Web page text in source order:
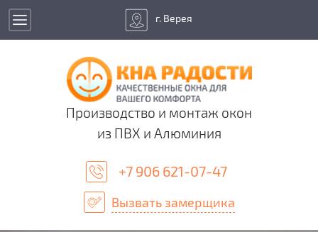
г. Верея
Производство и монтаж окон
из ПВХ и Алюминия
+7 906 621-07-47
Вызвать замерщика